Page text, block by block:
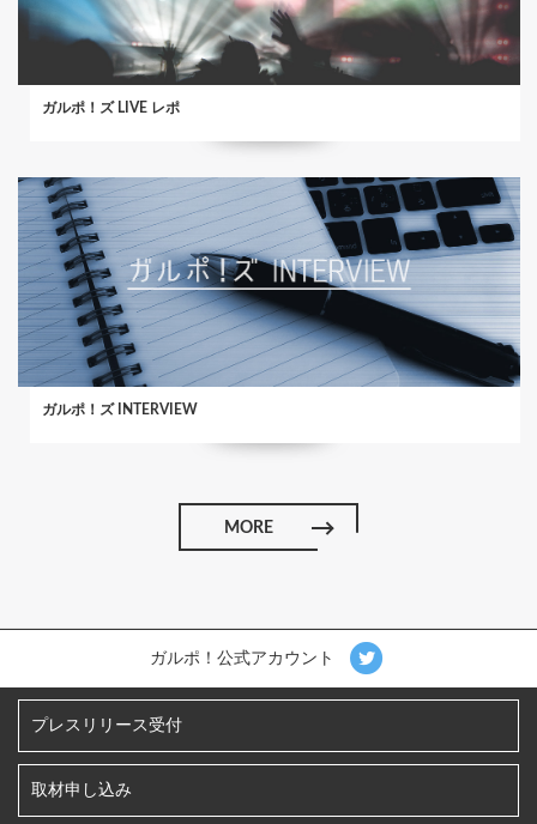
ガルポ！ズ LIVE レポ
ガルポ！ズ INTERVIEW
MORE
ガルポ！公式アカウント
プレスリリース受付
取材申し込み